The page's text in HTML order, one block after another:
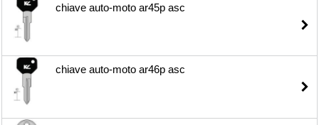
chiave auto-moto ar45p asc
chiave auto-moto ar46p asc